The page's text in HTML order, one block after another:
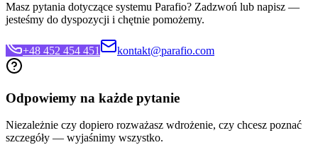
Masz pytania dotyczące systemu Parafio? Zadzwoń lub napisz —
jesteśmy do dyspozycji i chętnie pomożemy.
+48 452 454 451 kontakt@parafio.com
Odpowiemy na każde pytanie
Niezależnie czy dopiero rozważasz wdrożenie, czy chcesz poznać
szczegóły — wyjaśnimy wszystko.